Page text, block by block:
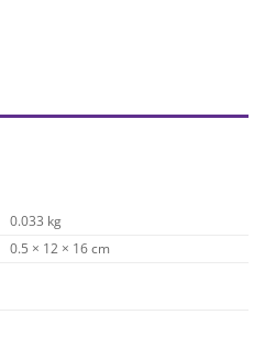
0.033 kg
0.5 × 12 × 16 cm